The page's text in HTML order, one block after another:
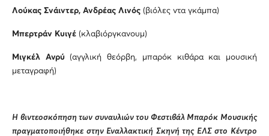
Λούκας Σνάιντερ, Ανδρέας Λινός (βιόλες ντα γκάμπα)
Μπερτράν Κυιγέ (κλαβιόργκανουμ)
Μιγκέλ Ανρύ(αγγλική θεόρβη, μπαρόκ κιθάρα και μουσική
μεταγραφή)
Η βιντεοσκόπηση των συναυλιών του Φεστιβάλ Μπαρόκ Μουσικής
πραγματοποιήθηκε στην Εναλλακτική Σκηνή της ΕΛΣ στο Κέντρο